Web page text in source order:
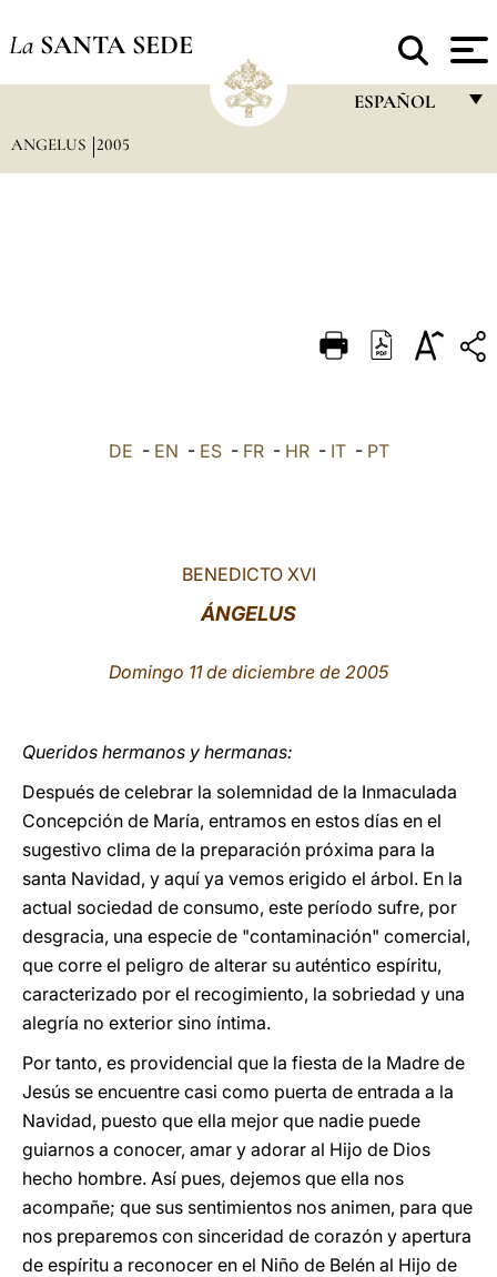
La SANTA SEDE
ESPAÑOL
DEUTSCH
العربيّة
ANGELUS 2005
DE - EN - ES- FR- HR- IT- PT
BENEDICTO XVI
ÁNGELUS
Domingo 11 de diciembre de 2005
Queridos hermanos y hermanas:
Después de celebrar la solemnidad de la Inmaculada
Concepción de María, entramos en estos días en el
sugestivo clima de la preparación próxima para la
santa Navidad, y aquí ya vemos erigido el árbol. En la
actual sociedad de consumo, este período sufre, por
desgracia, una especie de "contaminación" comercial,
que corre el peligro de alterar su auténtico espíritu,
caracterizado por el recogimiento, la sobriedad y una
alegría no exterior sino íntima.
Por tanto, es providencial que la fiesta de la Madre de
Jesús se encuentre casi como puerta de entrada a la
Navidad, puesto que ella mejor que nadie puede
guiarnos a conocer, amar y adorar al Hijo de Dios
hecho hombre. Así pues, dejemos que ella nos
acompañe; que sus sentimientos nos animen, para que
nos preparemos con sinceridad de corazón y apertura
de espíritu a reconocer en el Niño de Belén al Hijo de